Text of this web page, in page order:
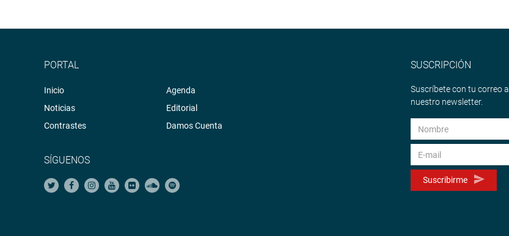
PORTAL
Inicio
Noticias
Contrastes
Agenda
Editorial
Damos Cuenta
SÍGUENOS
SUSCRIPCIÓN
Suscríbete con tu correo a
nuestro newsletter.
Suscribirme